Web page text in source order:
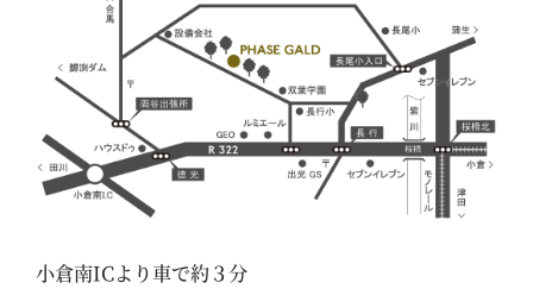
小倉南ICより車で約３分